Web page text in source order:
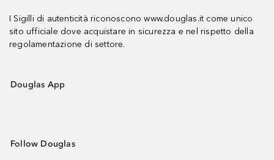
I Sigilli di autenticità riconoscono www.douglas.it come unico
sito ufficiale dove acquistare in sicurezza e nel rispetto della
regolamentazione di settore.
Douglas App
Follow Douglas